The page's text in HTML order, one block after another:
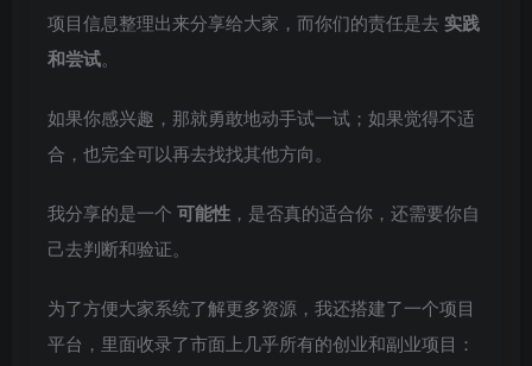
项目信息整理出来分享给大家，而你们的责任是去 实践
和尝试。
如果你感兴趣，那就勇敢地动手试一试；如果觉得不适
合，也完全可以再去找找其他方向。
我分享的是一个 可能性 ，是否真的适合你，还需要你自
己去判断和验证。
为了方便大家系统了解更多资源，我还搭建了一个项目
平台，里面收录了市面上几乎所有的创业和副业项目：